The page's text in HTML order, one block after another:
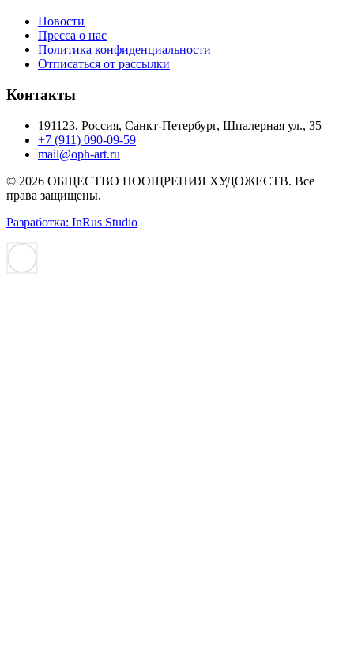
Новости
Пресса о нас
Политика конфиденциальности
Отписаться от рассылки
Контакты
191123, Россия, Санкт-Петербург, Шпалерная ул., 35
+7 (911) 090-09-59
mail@oph-art.ru
© 2026 ОБЩЕСТВО ПООЩРЕНИЯ ХУДОЖЕСТВ. Все
права защищены.
Разработка: InRus Studio